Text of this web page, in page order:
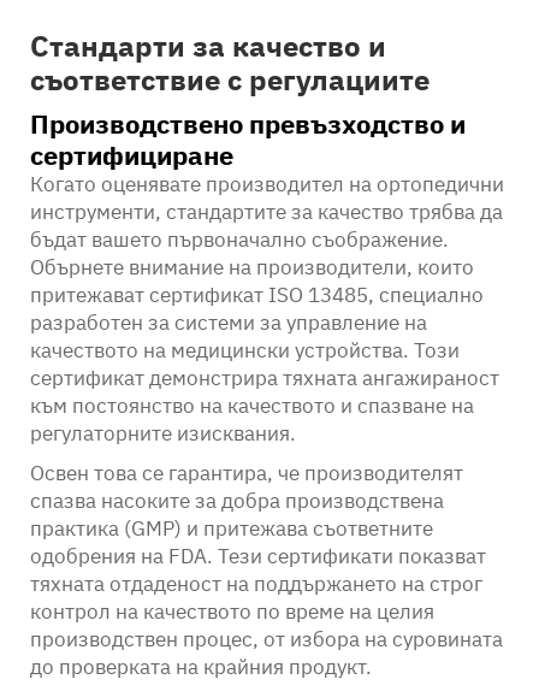
Стандарти за качество и
съответствие с регулациите
Производствено превъзходство и
сертифициране
Когато оценявате производител на ортопедични
инструменти, стандартите за качество трябва да
бъдат вашето първоначално съображение.
Обърнете внимание на производители, които
притежават сертификат ISO 13485, специално
разработен за системи за управление на
качеството на медицински устройства. Този
сертификат демонстрира тяхната ангажираност
към постоянство на качеството и спазване на
регулаторните изисквания.
Освен това се гарантира, че производителят
спазва насоките за добра производствена
практика (GMP) и притежава съответните
одобрения на FDA. Тези сертификати показват
тяхната отдаденост на поддържането на строг
контрол на качеството по време на целия
производствен процес, от избора на суровината
до проверката на крайния продукт.